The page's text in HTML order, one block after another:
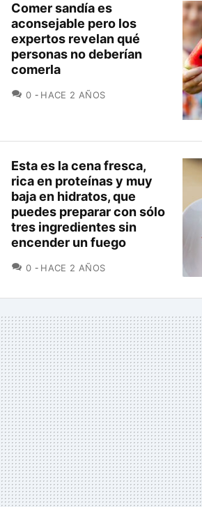
Comer sandía es
aconsejable pero los
expertos revelan qué
personas no deberían
comerla
0 COMENTARIOS
HACE 2 AÑOS
Esta es la cena fresca,
rica en proteínas y muy
baja en hidratos, que
puedes preparar con sólo
tres ingredientes sin
encender un fuego
0 COMENTARIOS
HACE 2 AÑOS